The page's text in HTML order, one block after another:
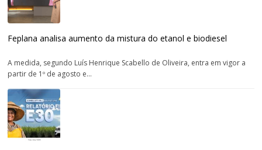
Feplana analisa aumento da mistura do etanol e biodiesel
A medida, segundo Luís Henrique Scabello de Oliveira, entra em vigor a
partir de 1º de agosto e...